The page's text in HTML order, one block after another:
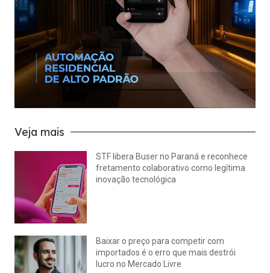
Veja mais
STF libera Buser no Paraná e reconhece
fretamento colaborativo como legítima
inovação tecnológica
Baixar o preço para competir com
importados é o erro que mais destrói
lucro no Mercado Livre